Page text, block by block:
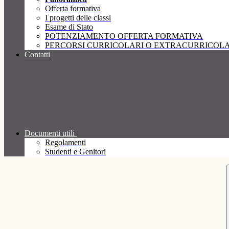
Offerta formativa
I progetti delle classi
Esame di Stato
POTENZIAMENTO OFFERTA FORMATIVA
PERCORSI CURRICOLARI O
Contatti
Documenti utili
Regolamenti
Studenti e Genitori